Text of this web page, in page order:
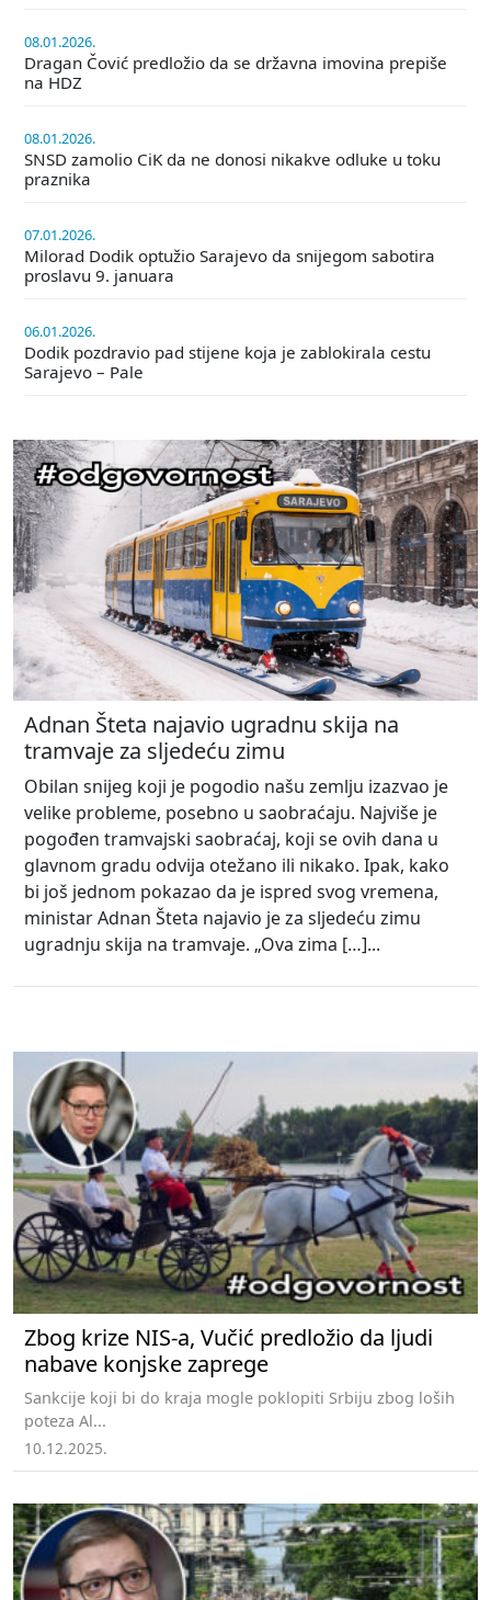
08.01.2026.
Dragan Čović predložio da se državna imovina prepiše
na HDZ
08.01.2026.
SNSD zamolio CiK da ne donosi nikakve odluke u toku
praznika
07.01.2026.
Milorad Dodik optužio Sarajevo da snijegom sabotira
proslavu 9. januara
06.01.2026.
Dodik pozdravio pad stijene koja je zablokirala cestu
Sarajevo – Pale
Adnan Šteta najavio ugradnu skija na
tramvaje za sljedeću zimu
Obilan snijeg koji je pogodio našu zemlju izazvao je
velike probleme, posebno u saobraćaju. Najviše je
pogođen tramvajski saobraćaj, koji se ovih dana u
glavnom gradu odvija otežano ili nikako. Ipak, kako
bi još jednom pokazao da je ispred svog vremena,
ministar Adnan Šteta najavio je za sljedeću zimu
ugradnju skija na tramvaje. „Ova zima […]...
Zbog krize NIS-a, Vučić predložio da ljudi
nabave konjske zaprege
Sankcije koji bi do kraja mogle poklopiti Srbiju zbog loših
poteza Al...
10.12.2025.